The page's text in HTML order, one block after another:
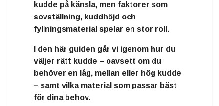
kudde på känsla, men faktorer som
sovställning, kuddhöjd och
fyllningsmaterial spelar en stor roll.
I den här guiden går vi igenom hur du
väljer rätt kudde – oavsett om du
behöver en låg, mellan eller hög kudde
– samt vilka material som passar bäst
för dina behov.